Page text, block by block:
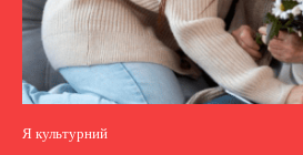
Я культурний